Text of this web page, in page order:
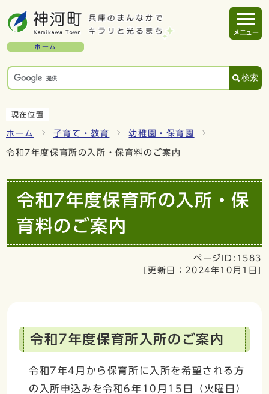
ホーム
検索
メニュー
現在位置
ホーム 子育て・教育 幼稚園・保育園
令和7年度保育所の入所・保育料のご案内
令和7年度保育所の入所・保
育料のご案内
ページID:1583
[更新日： 2024年10月1日]
令和7年度保育所入所のご案内
令和7年4月から保育所に入所を希望される方
の入所申込みを令和6年10月15日（火曜日）